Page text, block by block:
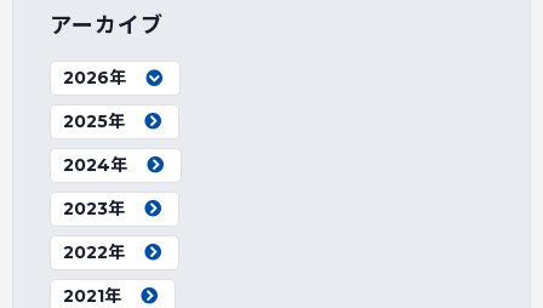
アーカイブ
2026年
2025年
2024年
2023年
2022年
2021年